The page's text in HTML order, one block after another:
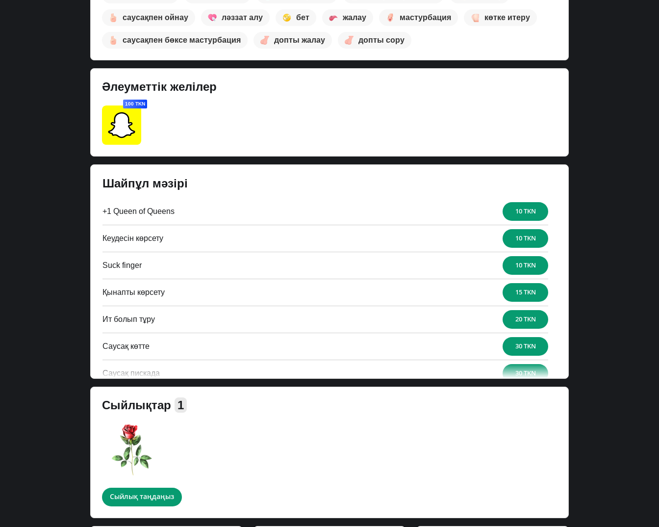
саусақпен ойнау ләззат алу бет жалау мастурбация көтке итеру
саусақпен бөксе мастурбация допты жалау допты сору
Әлеуметтік желілер
100 TKN
Шайпұл мәзірі
+1 Queen of Queens 10 TKN
Кеудесін көрсету 10 TKN
Suck finger 10 TKN
Қынапты көрсету 15 TKN
Ит болып тұру 20 TKN
Саусақ көтте 30 TKN
Саусақ пискада 30 TKN
Сыйлықтар 1
Сыйлық таңдаңыз